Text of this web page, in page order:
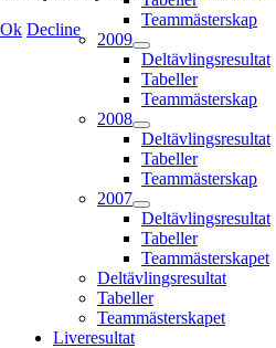
Teammästerskap
2009
Deltävlingsresultat
Tabeller
Teammästerskap
2008
Deltävlingsresultat
Tabeller
Teammästerskap
2007
Deltävlingsresultat
Tabeller
Teammästerskapet
Deltävlingsresultat
Tabeller
Teammästerskapet
Liveresultat
Ok Decline